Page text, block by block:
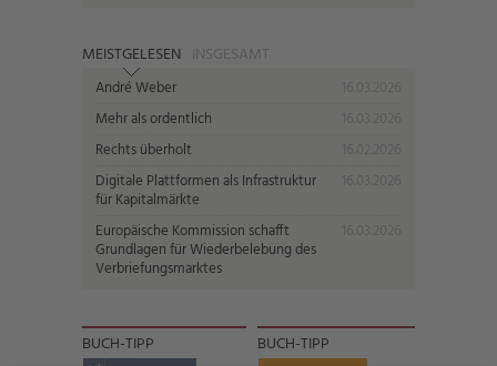
MEISTGELESEN INSGESAMT
André Weber
Mehr als ordentlich
Rechts überholt
Digitale Plattformen als Infrastruktur
für Kapitalmärkte
Europäische Kommission schafft
Grundlagen für Wiederbelebung des
Verbriefungsmarktes
BUCH-TIPP BUCH-TIPP